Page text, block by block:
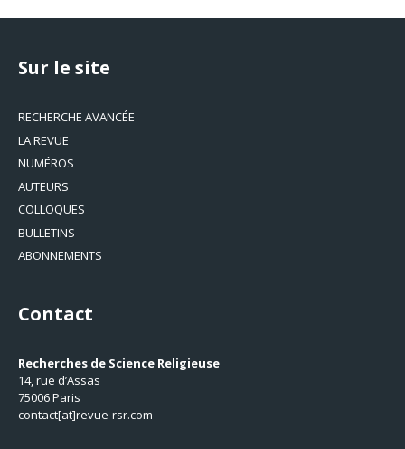
Sur le site
RECHERCHE AVANCÉE
LA REVUE
NUMÉROS
AUTEURS
COLLOQUES
BULLETINS
ABONNEMENTS
Contact
Recherches de Science Religieuse
14, rue d’Assas
75006 Paris
contact[at]revue-rsr.com